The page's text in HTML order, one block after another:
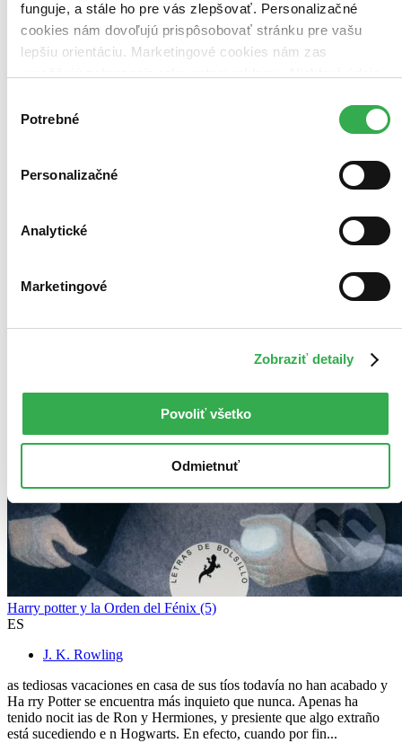
funguje, a stále ho pre vás zlepšovať. Personalizačné
cookies nám dovoľujú prispôsobovať stránku pre vašu
lepšiu orientáciu. Marketingové cookies nám zas
keby sme mohli používať všetky tieto cookies. Ďakujeme!
súhlasu
Potrebné
Personalizačné
Analytické
Marketingové
Zobraziť detaily
Povoliť všetko
Odmietnuť
Harry potter y la Orden del Fénix (5)
ES
J. K. Rowling
as tediosas vacaciones en casa de sus tíos todavía no han acabado y
Ha rry Potter se encuentra más inquieto que nunca. Apenas ha
tenido nocit ias de Ron y Hermiones, y presiente que algo extraño
está sucediendo e n Hogwarts. En efecto, cuando por fin...